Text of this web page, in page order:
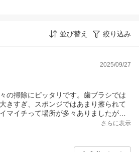
並び替え 絞り込み
2025/09/27
の掃除にピッタリです。歯ブラシでは
きすぎ、スポンジではあまり擦られて
マイチって場所が多々ありましたが、
！試供品でいただいて以来、別商品で
きてしまいます。
さらに表示